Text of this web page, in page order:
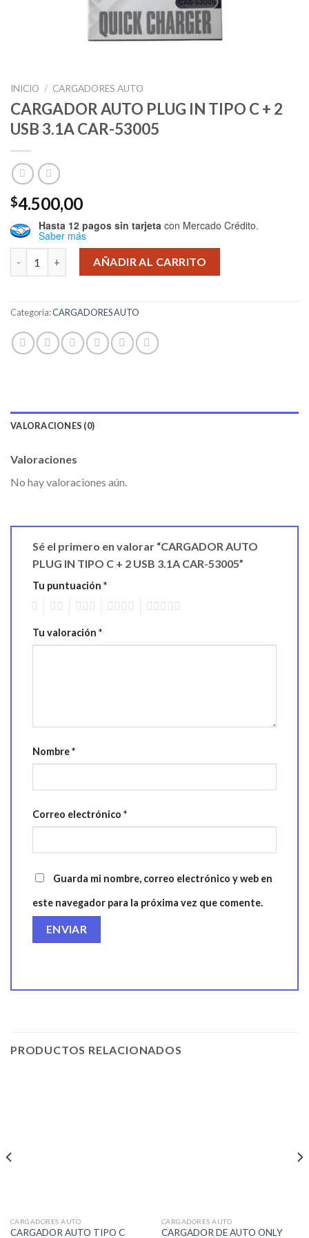
INICIO / CARGADORES AUTO
CARGADOR AUTO PLUG IN TIPO C + 2
USB 3.1A CAR-53005
$4.500,00
Hasta 12 pagos sin tarjeta con Mercado Crédito.
Saber más
CARGADOR AUTO PLUG IN TIPO C + 2 USB 3.1A CAR-53005
AÑADIR AL CARRITO
Categoría:CARGADORES AUTO
VALORACIONES (0)
Valoraciones
No hay valoraciones aún.
Sé el primero en valorar “CARGADOR AUTO
PLUG IN TIPO C + 2 USB 3.1A CAR-53005”
Tu puntuación *
Tu valoración *
Nombre*
Correo electrónico *
Guarda mi nombre, correo electrónico y web en
este navegador para la próxima vez que comente.
PRODUCTOS RELACIONADOS
CARGADORES AUTO
CARGADOR AUTO TIPO C
CARGADORES AUTO
CARGADOR DE AUTO ONLY